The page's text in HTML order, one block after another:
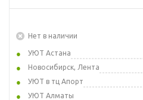
Нет в наличии
УЮТ Астана
Новосибирск, Лента
УЮТ в тц Апорт
УЮТ Алматы